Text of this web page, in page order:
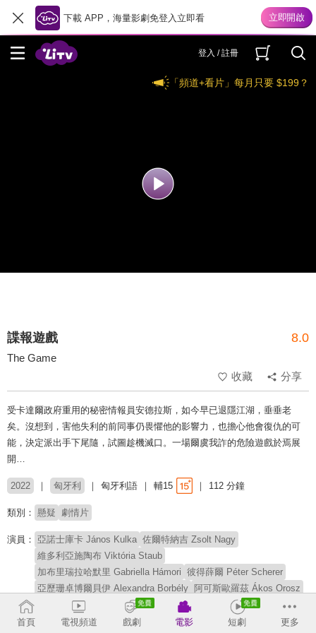
下載 APP，海量影劇免登入立即看
登入 / 註冊
「頻道+看片」每月只要 $199？
諜報遊戲 8.0
The Game
收藏
分享
受卡達爾政府重用的秘密情報員安德拉斯，如今早已退隱江湖，垂垂老
矣。沒想到，害他失利的前同事仍畏懼他的影響力，也擔心他會復仇的可
能，決定派出手下尾隨，試圖趁機滅口。一場爾虞我詐的危險遊戲於焉展
開…
2022 匈牙利 匈牙利語 輔15 112 分鐘
類別： 懸疑 劇情片
演員： 亞諾士庫卡 János Kulka 佐爾特納吉 Zsolt Nagy
維多利亞施陶布 Viktória Staub
加布里瑞拉哈默里 Gabriella Hámori 彼得薛爾 Péter Scherer
亞歷珊卓博爾貝伊 Alexandra Borbély 阿可斯歐羅茲 Ákos Orosz
約瑟夫沙華斯 József Szarvas
蘿拉達布羅西 Laura Döbrösi
巴納巴斯羅洪尼 Barnabás Rohonyi 卡羅伊海杜克 Károly Hajduk
首頁 電視頻道 戲劇 電影 短劇 更多